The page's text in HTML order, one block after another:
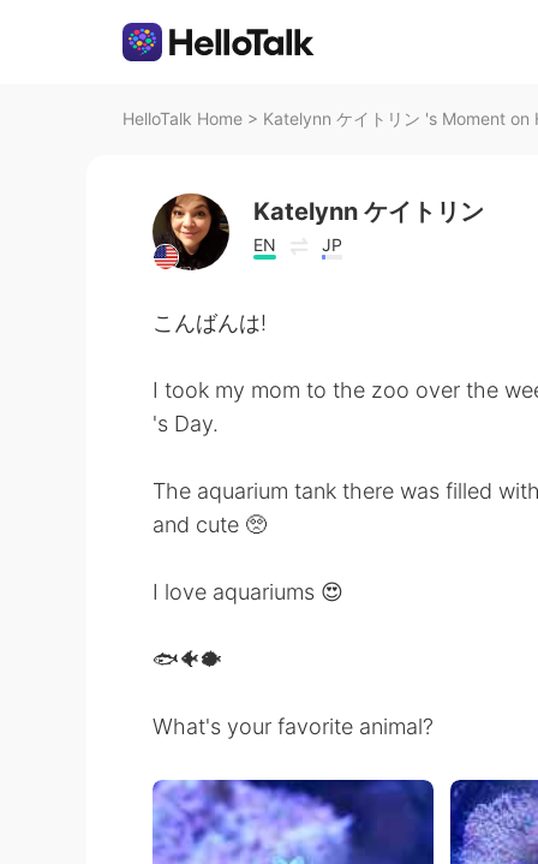
HelloTalk Home > Katelynn ケイトリン 's Moment on
Katelynn ケイトリン
EN JP
こんばんは!
I took my mom to the zoo over the
's Day.
The aquarium tank there was filled
and cute 🥺
I love aquariums 😍
🐟🐠🐡
What's your favorite animal?